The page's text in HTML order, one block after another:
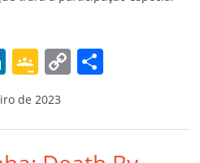
Li
n
k
e
G
o
o
gl
C
o
y p
de 2023